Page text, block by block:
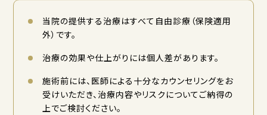
当院の提供する治療はすべて自由診療（保険適用
外）です。
治療の効果や仕上がりには個人差があります。
施術前には、医師による十分なカウンセリングをお
受けいただき、治療内容やリスクについてご納得の
上でご検討ください。